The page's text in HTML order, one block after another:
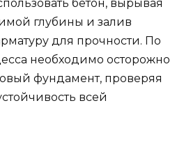
бетон, вырывая
глубины и залив
для прочности. По
необходимо осторожно
фундамент, проверяя
всей